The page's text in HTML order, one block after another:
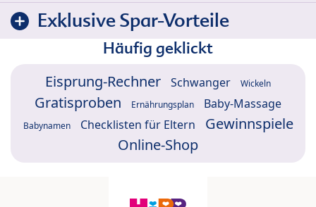
Exklusive Spar-Vorteile
Häufig geklickt
Eisprung-Rechner Schwanger Wickeln
Gratisproben Ernährungsplan Baby-Massage
Babynamen Checklisten für Eltern
Gewinnspiele
Online-Shop